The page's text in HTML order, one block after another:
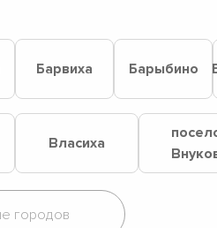
Барвиха Барыбино
Власиха